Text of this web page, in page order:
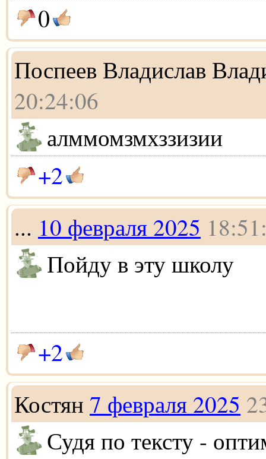
0
Поспеев Владислав
20:24:06
алммомзмхззизии
+2
... 10 февраля 2025
Пойду в эту школу
+2
Костян 7 февраля 2025
Судя по тексту -